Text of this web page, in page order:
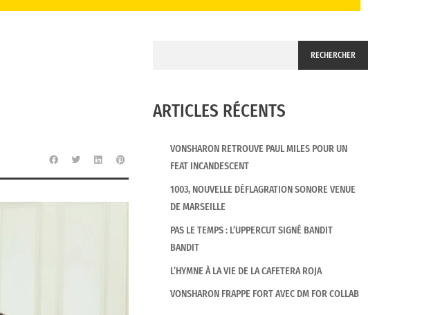
RECHERCHER
ARTICLES RÉCENTS
VONSHARON RETROUVE PAUL MILES POUR UN
FEAT INCANDESCENT
1003, NOUVELLE DÉFLAGRATION SONORE VENUE
DE MARSEILLE
PAS LE TEMPS : L’UPPERCUT SIGNÉ BANDIT
BANDIT
L’HYMNE À LA VIE DE LA CAFETERA ROJA
VONSHARON FRAPPE FORT AVEC DM FOR COLLAB